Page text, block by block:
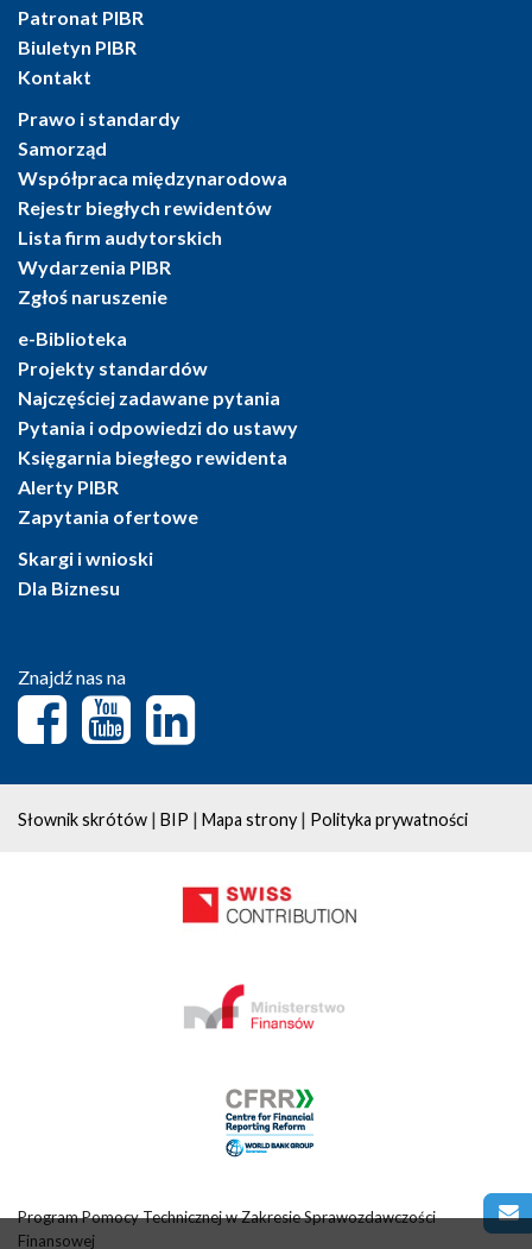
Patronat PIBR
Biuletyn PIBR
Kontakt
Prawo i standardy
Samorząd
Współpraca międzynarodowa
Rejestr biegłych rewidentów
Lista firm audytorskich
Wydarzenia PIBR
Zgłoś naruszenie
e-Biblioteka
Projekty standardów
Najczęściej zadawane pytania
Pytania i odpowiedzi do ustawy
Księgarnia biegłego rewidenta
Alerty PIBR
Zapytania ofertowe
Skargi i wnioski
Dla Biznesu
Znajdź nas na
Słownik skrótów | BIP | Mapa strony | Polityka prywatności
Program Pomocy Technicznej w Zakresie Sprawozdawczości
Finansowej